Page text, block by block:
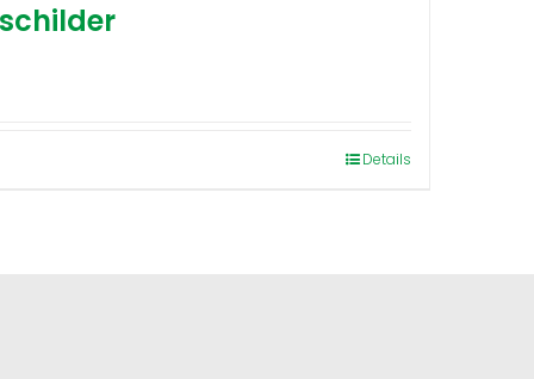
Details